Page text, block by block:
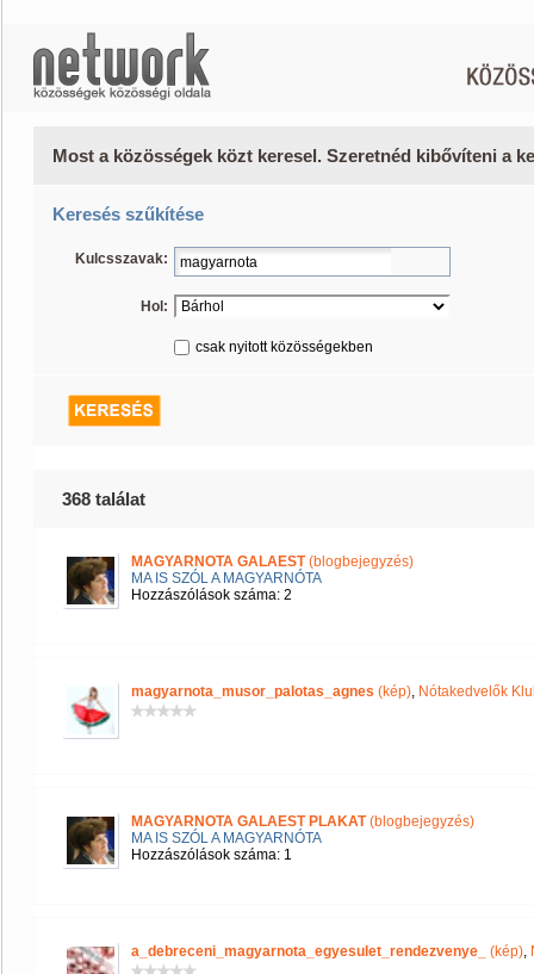
Most a közösségek közt keresel. Szeretnéd kibővíteni a
Keresés szűkítése
Kulcsszavak:
Hol:
csak nyitott közösségekben
368 találat
MAGYARNOTA GALAEST(blogbejegyzés)
MA IS SZÓL A MAGYARNÓTA
Hozzászólások száma: 2
magyarnota_musor_palotas_agnes (kép), Nótakedvelők
MAGYARNOTA GALAEST PLAKAT(blogbejegyzés)
MA IS SZÓL A MAGYARNÓTA
Hozzászólások száma: 1
a_debreceni_magyarnota_egyesulet_rendezvenye_ (kép),